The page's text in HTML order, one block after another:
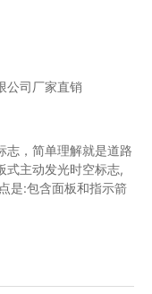
公司厂家直销
志，简单理解就是道路
式主动发光时空标志,
是:包含面板和指示箭